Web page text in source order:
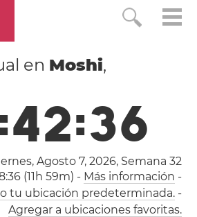
en Moshi,
:42:37
Agosto 7, 2026, Semana 32
(11h 59m) - Más información -
tu ubicación predeterminada.-
Agregar a ubicaciones favoritas.